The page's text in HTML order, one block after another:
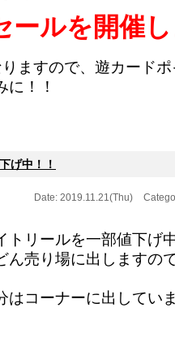
ルを開催し
ますので、遊カード
に！！
げ中！！
Date: 2019.11.21(Thu)
リールを一部値下げ
ん売り場に出しますの
はコーナーに出してい